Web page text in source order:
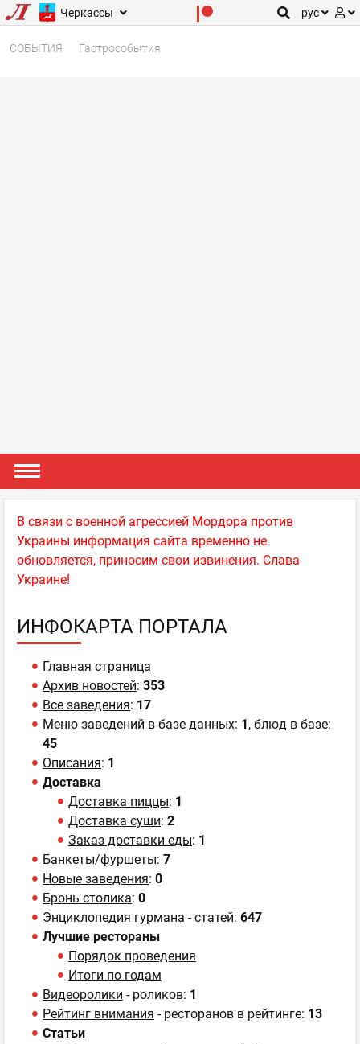
Черкассы рус
СОБЫТИЯ Гастрособытия
В связи с военной агрессией Мордора против
Украины информация сайта временно не
обновляется, приносим свои извинения. Слава
Украине!
ИНФОКАРТА ПОРТАЛА
Главная страница
Архив новостей: 353
Все заведения: 17
Меню заведений в базе данных: 1, блюд в базе:
45
Описания: 1
Доставка
Доставка пиццы: 1
Доставка суши: 2
Заказ доставки еды: 1
Банкеты/фуршеты: 7
Новые заведения: 0
Бронь столика: 0
Энциклопедия гурмана - статей: 647
Лучшие рестораны
Порядок проведения
Итоги по годам
Видеоролики - роликов: 1
Рейтинг внимания - ресторанов в рейтинге: 13
Статьи